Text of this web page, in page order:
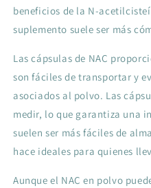
beneficios de la N-
suplemento suele ser más
Las cápsulas de NAC
son fáciles de transportar y
asociados al polvo. Las
medir, lo que garantiza una
suelen ser más fáciles de
hace ideales para quienes
Aunque el NAC en polvo